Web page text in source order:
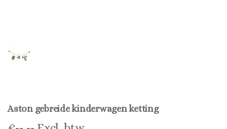
Aston gebreide kinderwagen ketting